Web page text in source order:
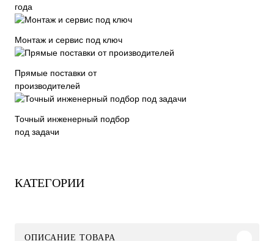
года
Монтаж и сервис под ключ
Прямые поставки от
производителей
Точный инженерный подбор
под задачи
КАТЕГОРИИ
ОПИСАНИЕ ТОВАРА